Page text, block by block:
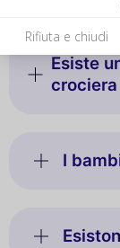
Rifiuta e chiudi
Esiste
crociera
I